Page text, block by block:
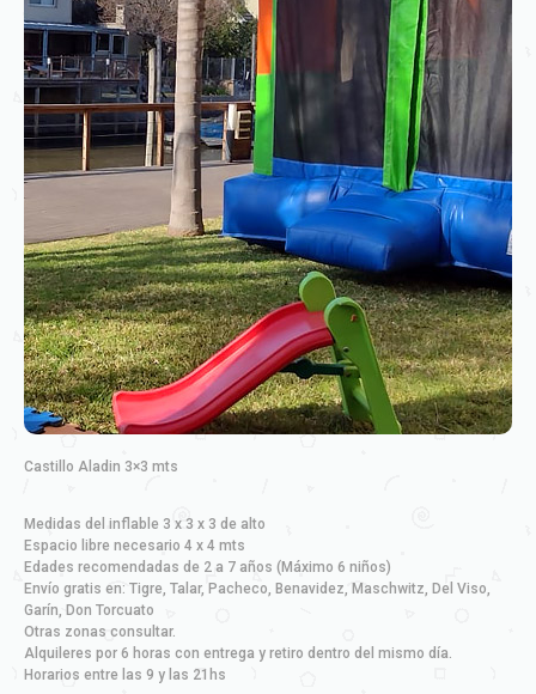
Castillo Aladin 3×3 mts
Medidas del inflable 3 x 3 x 3 de alto
Espacio libre necesario 4 x 4 mts
Edades recomendadas de 2 a 7 años (Máximo 6 niños)
Envío gratis en: Tigre, Talar, Pacheco, Benavidez, Maschwitz, Del Viso,
Garín, Don Torcuato
Otras zonas consultar.
Alquileres por 6 horas con entrega y retiro dentro del mismo día.
Horarios entre las 9 y las 21hs